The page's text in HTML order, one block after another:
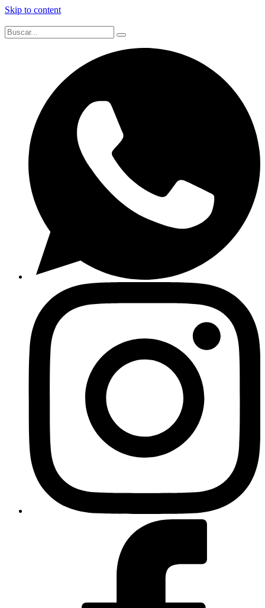
Skip to content